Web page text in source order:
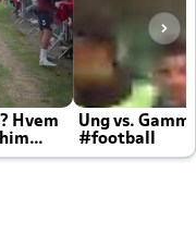
Hvem
Ung vs.
#football